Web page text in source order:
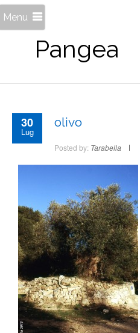
Pangea
Menu
30
Lug
olivo
Posted by: Tarabella